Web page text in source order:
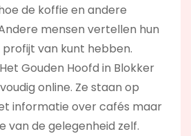
de koffie en andere
mensen vertellen hun
van kunt hebben.
Gouden Hoofd in Blokker
online. Ze staan op
informatie over cafés maar
van de gelegenheid zelf.